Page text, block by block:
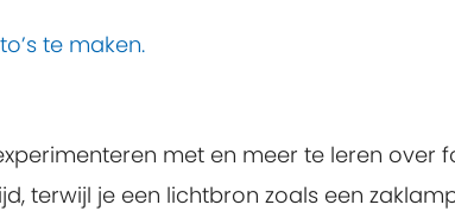
te maken.
met en meer te leren over
terwijl je een lichtbron zoals een